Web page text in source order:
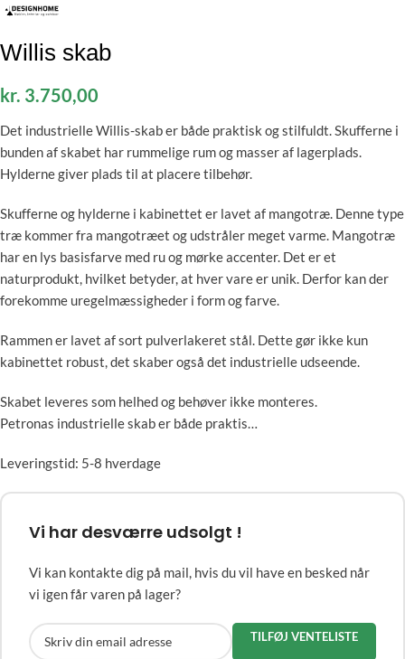
Willis skab
kr. 3.750,00
Det industrielle Willis-skab er både praktisk og stilfuldt. Skufferne i
bunden af ​​skabet har rummelige rum og masser af lagerplads.
Hylderne giver plads til at placere tilbehør.
Skufferne og hylderne i kabinettet er lavet af mangotræ. Denne type
træ kommer fra mangotræet og udstråler meget varme. Mangotræ
har en lys basisfarve med ru og mørke accenter. Det er et
naturprodukt, hvilket betyder, at hver vare er unik. Derfor kan der
forekomme uregelmæssigheder i form og farve.
Rammen er lavet af sort pulverlakeret stål. Dette gør ikke kun
kabinettet robust, det skaber også det industrielle udseende.
Skabet leveres som helhed og behøver ikke monteres.
Petronas industrielle skab er både praktis…
Leveringstid: 5-8 hverdage
Vi har desværre udsolgt !
Vi kan kontakte dig på mail, hvis du vil have en besked når
vi igen får varen på lager?
TILFØJ VENTELISTE